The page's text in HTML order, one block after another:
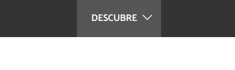
DESCUBRE